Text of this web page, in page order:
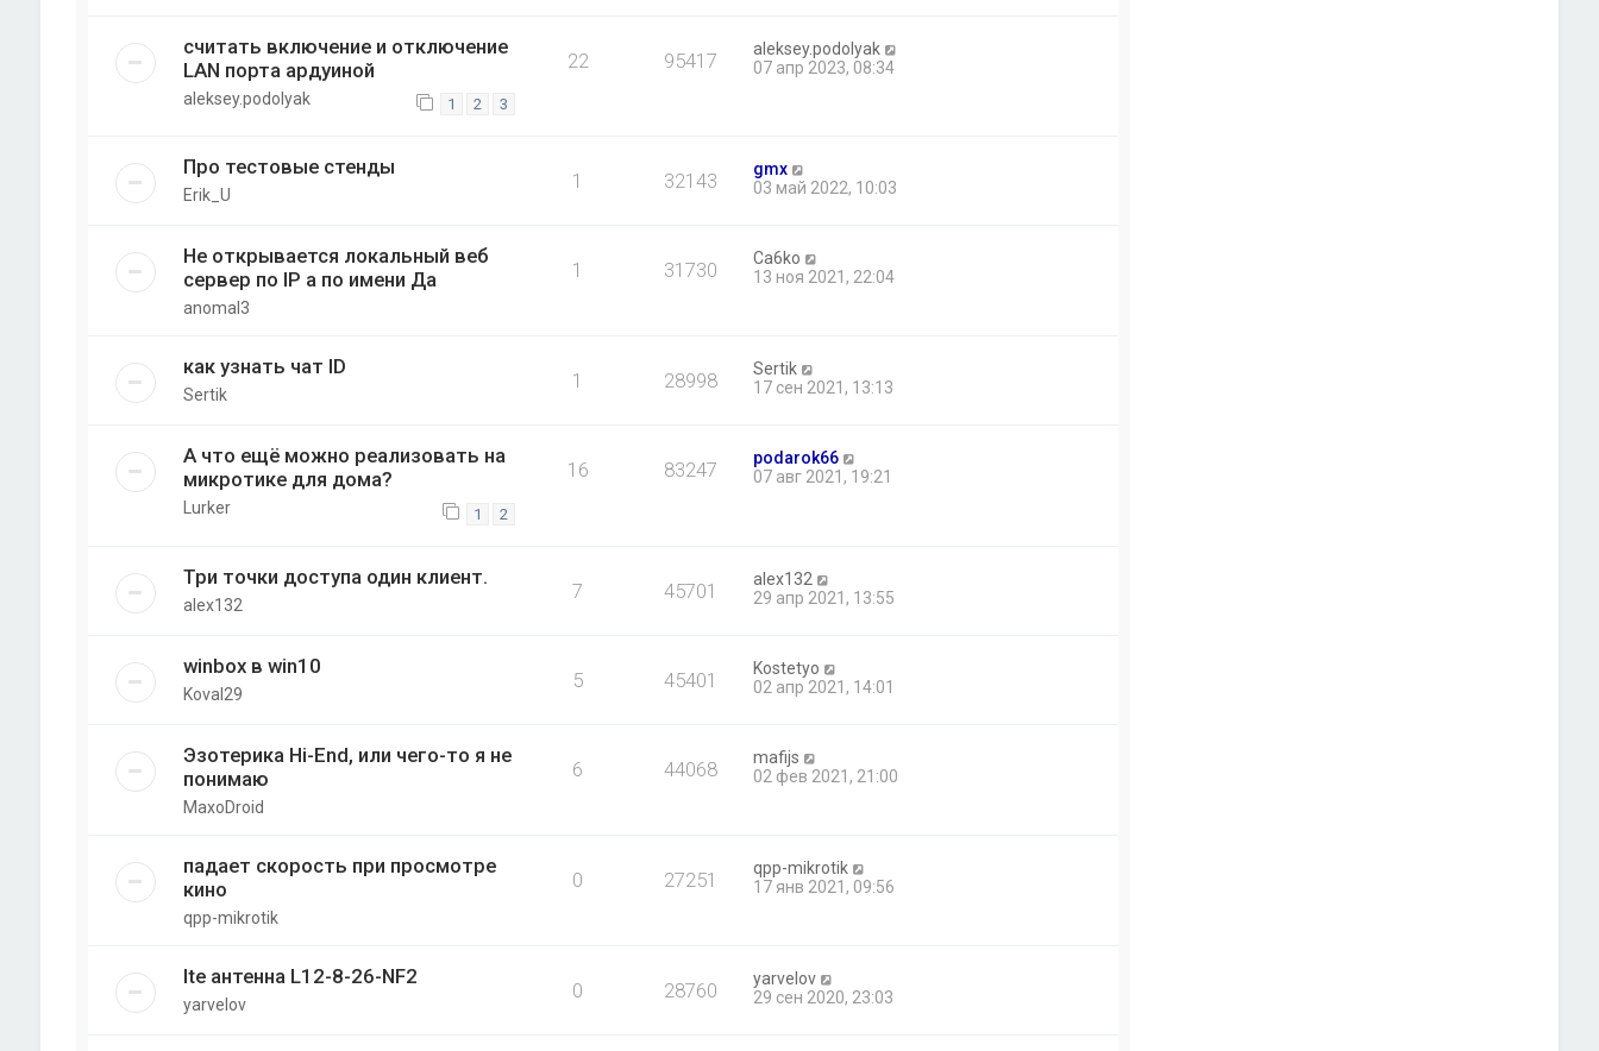
считать включение и отключение
LAN порта ардуиной
aleksey.podolyak 1 2 3
22 95417
aleksey.podolyak
07 апр 2023, 08:34
Про тестовые стенды
Erik_U
1 32143
gmx
03 май 2022, 10:03
Не открывается локальный веб
сервер по IP а по имени Да
anomal3
1 31730
Ca6ko
13 ноя 2021, 22:04
как узнать чат ID
Sertik
1 28998
Sertik
17 сен 2021, 13:13
А что ещё можно реализовать на
микротике для дома?
Lurker 1 2
16 83247
podarok66
07 авг 2021, 19:21
Три точки доступа один клиент.
alex132
7 45701
alex132
29 апр 2021, 13:55
winbox в win10
Koval29
5 45401
Kostetyo
02 апр 2021, 14:01
Эзотерика Hi-End, или чего-то я не
понимаю
MaxoDroid
6 44068
mafijs
02 фев 2021, 21:00
падает скорость при просмотре
кино
qpp-mikrotik
0 27251
qpp-mikrotik
17 янв 2021, 09:56
lte антенна L12-8-26-NF2
yarvelov
0 28760
yarvelov
29 сен 2020, 23:03